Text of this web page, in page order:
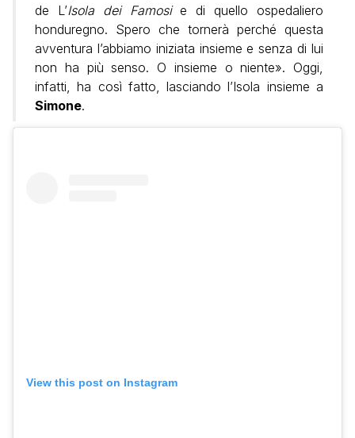
de L’Isola dei Famosie di quello ospedaliero
honduregno. Spero che tornerà perché questa
avventura l’abbiamo iniziata insieme e senza di lui
non ha più senso. O insieme o niente». Oggi,
infatti, ha così fatto, lasciando l’Isola insieme a
Simone.
View this post on Instagram